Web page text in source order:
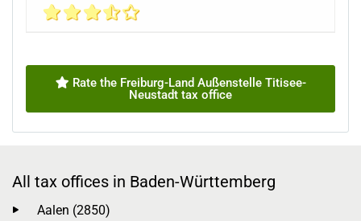
Rate the Freiburg-Land Außenstelle Titisee-
Neustadt tax office
All tax offices in Baden-Württemberg
Aalen (2850)